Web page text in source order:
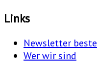
Links
Newsletter
Wer wir sind